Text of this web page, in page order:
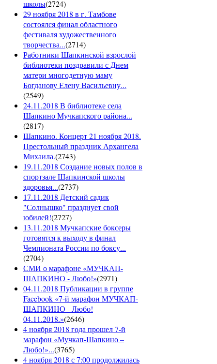
школы(2724)
29 ноября 2018 в г. Тамбове
состоялся финал областного
фестиваля художественного
творчества...(2714)
Работники Шапкинской взрослой
библиотеки поздравили с Днем
матери многодетную маму
Богданову Елену Васильевну...
(2549)
24.11.2018 В библиотеке села
Шапкино Мучкапского района...
(2817)
Шапкино. Концерт 21 ноября 2018.
Престольный праздник Архангела
Михаила.(2743)
19.11.2018 Создание новых полов в
спортзале Шапкинской школы
здоровья...(2737)
17.11.2018 Детский садик
"Солнышко" празднует свой
юбилей!(2727)
13.11.2018 Мучкапские боксеры
готовятся к выходу в финал
Чемпионата России по боксу...
(2704)
СМИ о марафоне «МУЧКАП-
ШАПКИНО - Любо!»(2971)
04.11.2018 Публикации в группе
Facebook «7-й марафон МУЧКАП-
ШАПКИНО - Любо!
04.11.2018.»(2646)
4 ноября 2018 года прошел 7-й
марафон «Мучкап-Шапкино –
Любо!»...(3765)
4 ноября 2018 с 7:00 продолжилась